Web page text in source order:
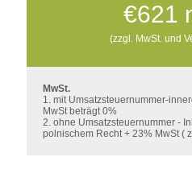
€621
(zzgl. MwSt. und
MwSt.
1. mit Umsatzsteuernummer-
MwSt beträgt 0%
2. ohne Umsatzsteuernummer -
polnischem Recht + 23% MwSt (